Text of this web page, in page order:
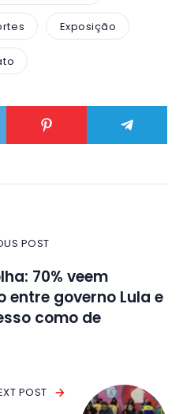
Exposição
POST
70% veem
entre governo Lula e
como de
POST